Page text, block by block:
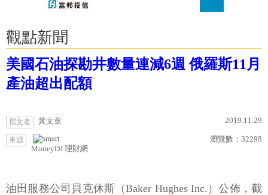
觀點新聞
美國石油探勘井數量連減6週 俄羅斯11月
產油超出配額
撰文者 黃文章 2019.11.29
來源
MoneyDJ 理財網
瀏覽數： 32298
油田服務公司貝克休斯（Baker Hughes Inc.）公佈，截